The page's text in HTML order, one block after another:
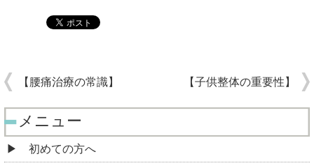
【腰痛治療の常識】 【子供整体の重要性】
メニュー
初めての方へ